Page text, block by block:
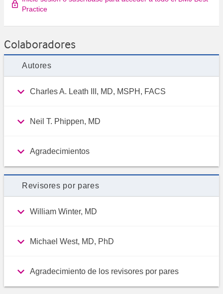
Practice
Colaboradores
Autores
Charles A. Leath III, MD, MSPH, FACS
Neil T. Phippen, MD
Agradecimientos
Revisores por pares
William Winter, MD
Michael West, MD, PhD
Agradecimiento de los revisores por pares